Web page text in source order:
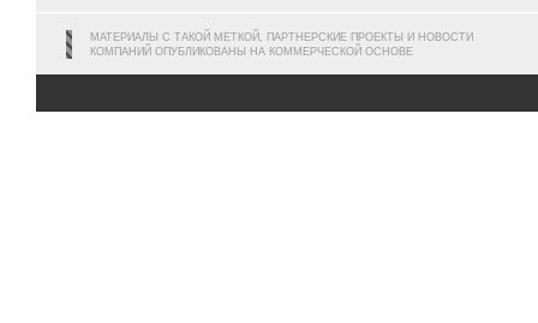
МАТЕРИАЛЫ С ТАКОЙ МЕТКОЙ, ПАРТНЕРСКИЕ ПРОЕКТЫ И НОВОСТИ
КОМПАНИЙ ОПУБЛИКОВАНЫ НА КОММЕРЧЕСКОЙ ОСНОВЕ